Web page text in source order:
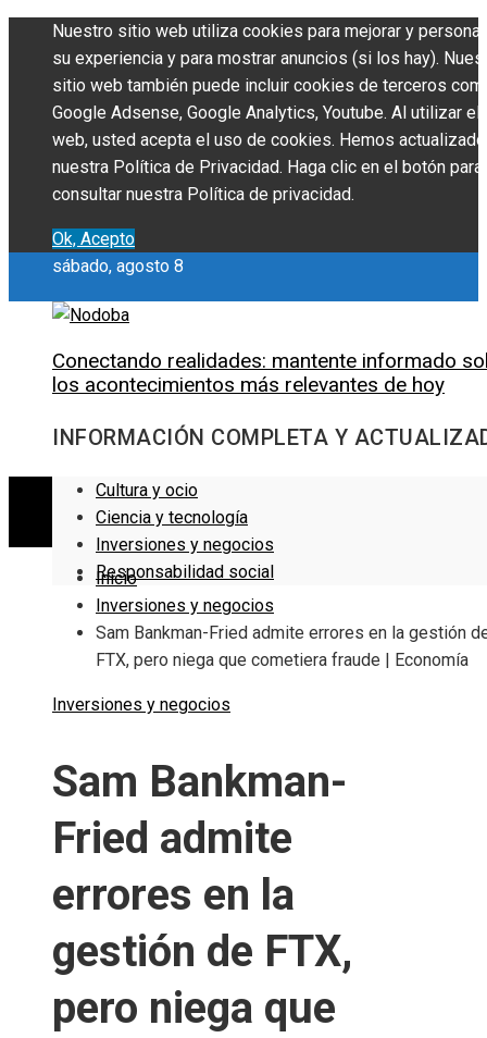
Nuestro sitio web utiliza cookies para mejorar y
su experiencia y para mostrar anuncios (si los hay).
sitio web también puede incluir cookies de terceros
Google Adsense, Google Analytics, Youtube. Al utilizar
web, usted acepta el uso de cookies. Hemos actualizado
nuestra Política de Privacidad. Haga clic en el botón para
consultar nuestra Política de privacidad.
Ok, Acepto
sábado, agosto 8
Conectando realidades: mantente informado
los acontecimientos más relevantes de hoy
INFORMACIÓN COMPLETA Y
Cultura y ocio
Ciencia y tecnología
Inversiones y negocios
Responsabilidad social
Inicio
Inversiones y negocios
Sam Bankman-Fried admite errores en la gestión
FTX, pero niega que cometiera fraude | Economía
Inversiones y negocios
Sam Bankman-
Fried admite
errores en la
gestión de FTX,
pero niega que